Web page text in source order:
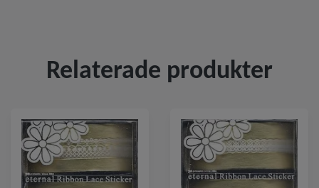
Relaterade produkter